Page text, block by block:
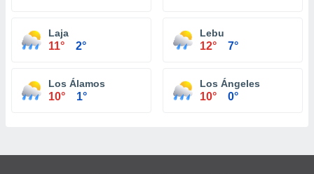
Laja
11° 2°
Lebu
12° 7°
Los Álamos
10° 1°
Los Ángeles
10° 0°